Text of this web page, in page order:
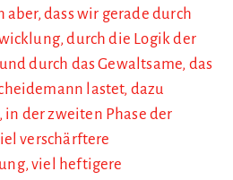
aber, dass wir gerade durch
durch die Logik der
durch das Gewaltsame, das
lastet, dazu
in der zweiten Phase der
verschärftere
viel heftigere